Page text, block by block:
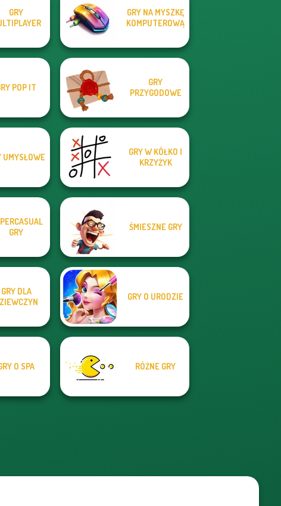
GRY
GRY NA MYSZKĘ
KOMPUTEROWĄ
POP IT
GRY
PRZYGODOWE
UMYSŁOWE
GRY W KÓŁKO I
KRZYŻYK
GRY
ŚMIESZNE GRY
GRY DLA
GRY O URODZIE
O SPA RÓŻNE GRY